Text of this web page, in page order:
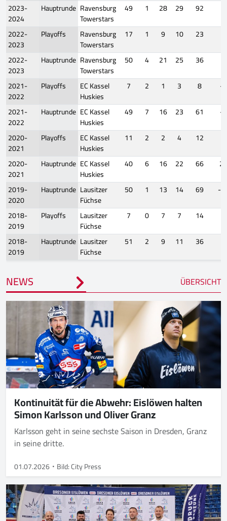
2023-
2024
Hauptrunde Ravensburg
Towerstars
49 1 28 29 92
2022-
2023
Playoffs
Ravensburg
Towerstars
17 1 9 10 23
2022-
2023
Hauptrunde Ravensburg
Towerstars
50 4 21 25 36
2021-
2022
Playoffs
EC Kassel
Huskies
7 2 1 3 8
-3
2021-
2022
Hauptrunde EC Kassel
Huskies
49 7 16 23 61
-3
2020-
2021
Playoffs
EC Kassel
Huskies
11 2 2 4 12
2020-
2021
Hauptrunde EC Kassel
Huskies
40 6 16 22 66
25
2019-
2020
Hauptrunde Lausitzer
Füchse
50 1 13 14 69
-
2018-
2019
Playoffs
Lausitzer
Füchse
7 0 7 7 14
2018-
2019
Hauptrunde Lausitzer
Füchse
51 2 9 11 36
NEWS ÜBERSICHT
Kontinuität für die Abwehr: Eislöwen halten
Simon Karlsson und Oliver Granz
Karlsson geht in seine sechste Saison in Dresden, Granz
in seine dritte.
01.07.2026 Bild: City Press